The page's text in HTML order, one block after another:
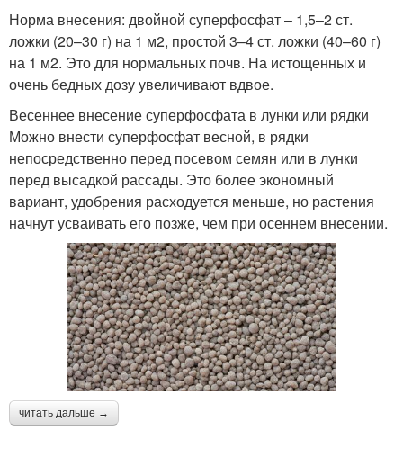
Норма внесения: двойной суперфосфат – 1,5–2 ст.
ложки (20–30 г) на 1 м2, простой 3–4 ст. ложки (40–60 г)
на 1 м2. Это для нормальных почв. На истощенных и
очень бедных дозу увеличивают вдвое.
Весеннее внесение суперфосфата в лунки или рядки
Можно внести суперфосфат весной, в рядки
непосредственно перед посевом семян или в лунки
перед высадкой рассады. Это более экономный
вариант, удобрения расходуется меньше, но растения
начнут усваивать его позже, чем при осеннем внесении.
читать дальше →